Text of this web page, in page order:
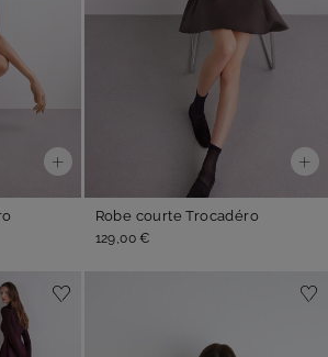
Robe courte Trocadéro
129,00 €